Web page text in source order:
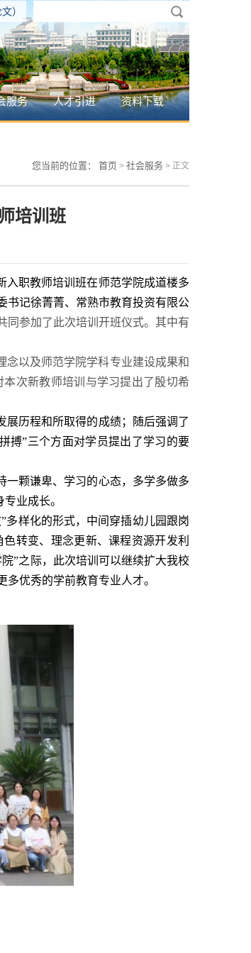
）
服务 人才引进 资料下载
您当前的位置： 首页 > 社会服务 > 正文
培训班
入职教师培训班在师范学院成道楼多
书记徐菁菁、常熟市教育投资有限公
同参加了此次培训开班仪式。其中有
以及师范学院学科专业建设成果和
次新教师培训与学习提出了殷切希
历程和所取得的成绩；随后强调了
搏”三个方面对学员提出了学习的要
一颗谦卑、学习的心态，多学多做多
专业成长。
样化的形式，中间穿插幼儿园跟岗
转变、理念更新、课程资源开发利
”之际，此次培训可以继续扩大我校
优秀的学前教育专业人才。